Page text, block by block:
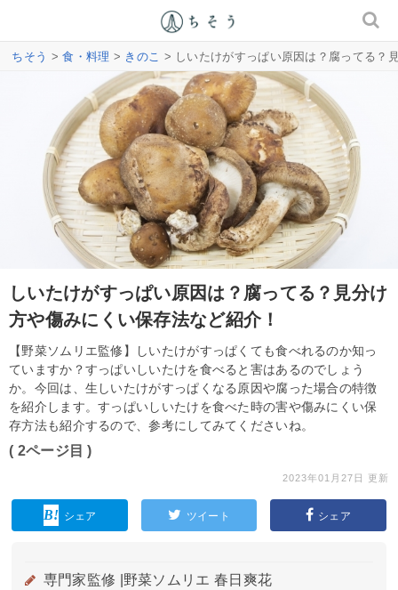
ちそう >食・料理 > きのこ > しいたけがすっぱい原因は？腐ってる？
しいたけがすっぱい原因は？腐ってる？見分け
方や傷みにくい保存法など紹介！
【野菜ソムリエ監修】しいたけがすっぱくても食べれるのか知っ
ていますか？すっぱいしいたけを食べると害はあるのでしょう
か。今回は、生しいたけがすっぱくなる原因や腐った場合の特徴
を紹介します。すっぱいしいたけを食べた時の害や傷みにくい保
存方法も紹介するので、参考にしてみてくださいね。
( 2ページ目 )
2023年01月27日 更新
シェア ツイート シェア
専門家監修 | 野菜ソムリエ 春日爽花